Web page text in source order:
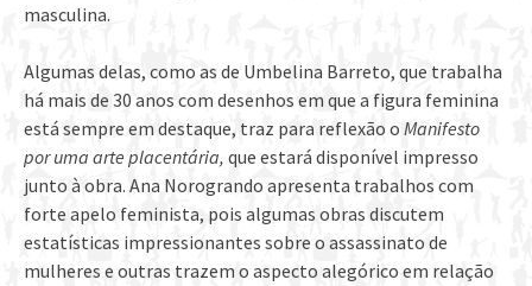
masculina.
Algumas delas, como as de Umbelina Barreto, que trabalha
há mais de 30 anos com desenhos em que a figura feminina
está sempre em destaque, traz para reflexão o Manifesto
por uma arte placentária, que estará disponível impresso
junto à obra. Ana Norogrando apresenta trabalhos com
forte apelo feminista, pois algumas obras discutem
estatísticas impressionantes sobre o assassinato de
mulheres e outras trazem o aspecto alegórico em relação